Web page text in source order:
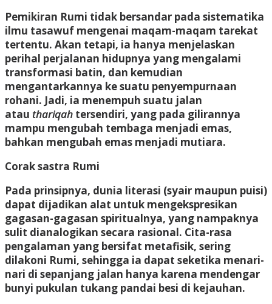
Pemikiran Rumi tidak bersandar pada sistematika
ilmu tasawuf mengenai maqam-maqam tarekat
tertentu. Akan tetapi, ia hanya menjelaskan
perihal perjalanan hidupnya yang mengalami
transformasi batin, dan kemudian
mengantarkannya ke suatu penyempurnaan
rohani. Jadi, ia menempuh suatu jalan
atau thariqah tersendiri, yang pada gilirannya
mampu mengubah tembaga menjadi emas,
bahkan mengubah emas menjadi mutiara.
Corak sastra Rumi
Pada prinsipnya, dunia literasi (syair maupun puisi)
dapat dijadikan alat untuk mengekspresikan
gagasan-gagasan spiritualnya, yang nampaknya
sulit dianalogikan secara rasional. Cita-rasa
pengalaman yang bersifat metafisik, sering
dilakoni Rumi, sehingga ia dapat seketika menari-
nari di sepanjang jalan hanya karena mendengar
bunyi pukulan tukang pandai besi di kejauhan.